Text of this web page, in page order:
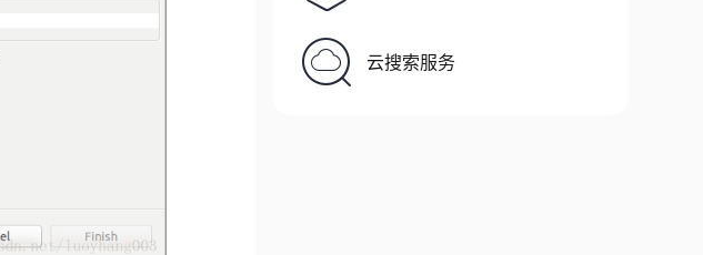
云搜索服务